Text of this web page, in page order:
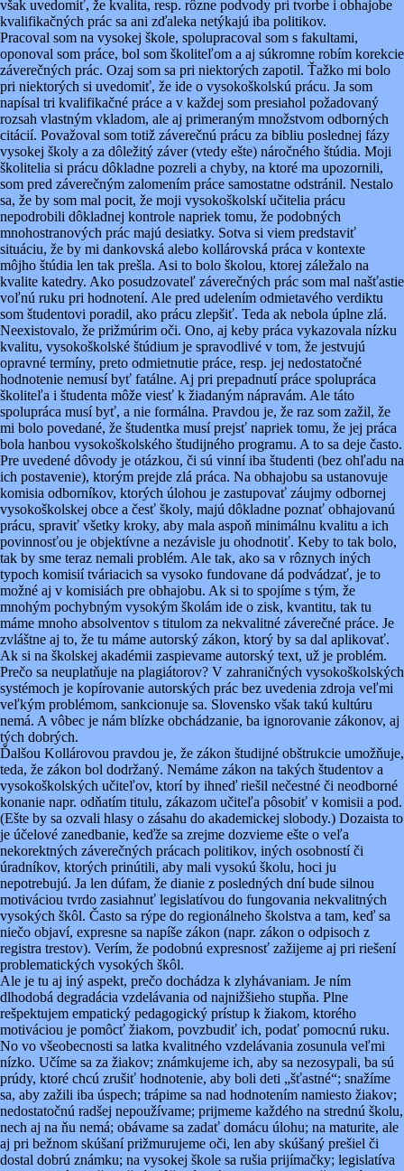
však uvedomiť, že kvalita, resp. rôzne podvody pri tvorbe i obhajobe
kvalifikačných prác sa ani zďaleka netýkajú iba politikov.
Pracoval som na vysokej škole, spolupracoval som s fakultami,
oponoval som práce, bol som školiteľom a aj súkromne robím korekcie
záverečných prác. Ozaj som sa pri niektorých zapotil. Ťažko mi bolo
pri niektorých si uvedomiť, že ide o vysokoškolskú prácu. Ja som
napísal tri kvalifikačné práce a v každej som presiahol požadovaný
rozsah vlastným vkladom, ale aj primeraným množstvom odborných
citácií. Považoval som totiž záverečnú prácu za bibliu poslednej fázy
vysokej školy a za dôležitý záver (vtedy ešte) náročného štúdia. Moji
školitelia si prácu dôkladne pozreli a chyby, na ktoré ma upozornili,
som pred záverečným zalomením práce samostatne odstránil. Nestalo
sa, že by som mal pocit, že moji vysokoškolskí učitelia prácu
nepodrobili dôkladnej kontrole napriek tomu, že podobných
mnohostranových prác majú desiatky. Sotva si viem predstaviť
situáciu, že by mi dankovská alebo kollárovská práca v kontexte
môjho štúdia len tak prešla. Asi to bolo školou, ktorej záležalo na
kvalite katedry. Ako posudzovateľ záverečných prác som mal našťastie
voľnú ruku pri hodnotení. Ale pred udelením odmietavého verdiktu
som študentovi poradil, ako prácu zlepšiť. Teda ak nebola úplne zlá.
Neexistovalo, že prižmúrim oči. Ono, aj keby práca vykazovala nízku
kvalitu, vysokoškolské štúdium je spravodlivé v tom, že jestvujú
opravné termíny, preto odmietnutie práce, resp. jej nedostatočné
hodnotenie nemusí byť fatálne. Aj pri prepadnutí práce spolupráca
školiteľa i študenta môže viesť k žiadaným nápravám. Ale táto
spolupráca musí byť, a nie formálna. Pravdou je, že raz som zažil, že
mi bolo povedané, že študentka musí prejsť napriek tomu, že jej práca
bola hanbou vysokoškolského študijného programu. A to sa deje často.
Pre uvedené dôvody je otázkou, či sú vinní iba študenti (bez ohľadu na
ich postavenie), ktorým prejde zlá práca. Na obhajobu sa ustanovuje
komisia odborníkov, ktorých úlohou je zastupovať záujmy odbornej
vysokoškolskej obce a česť školy, majú dôkladne poznať obhajovanú
prácu, spraviť všetky kroky, aby mala aspoň minimálnu kvalitu a ich
povinnosťou je objektívne a nezávisle ju ohodnotiť. Keby to tak bolo,
tak by sme teraz nemali problém. Ale tak, ako sa v rôznych iných
typoch komisií tváriacich sa vysoko fundovane dá podvádzať, je to
možné aj v komisiách pre obhajobu. Ak si to spojíme s tým, že
mnohým pochybným vysokým školám ide o zisk, kvantitu, tak tu
máme mnoho absolventov s titulom za nekvalitné záverečné práce. Je
zvláštne aj to, že tu máme autorský zákon, ktorý by sa dal aplikovať.
Ak si na školskej akadémii zaspievame autorský text, už je problém.
Prečo sa neuplatňuje na plagiátorov? V zahraničných vysokoškolských
systémoch je kopírovanie autorských prác bez uvedenia zdroja veľmi
veľkým problémom, sankcionuje sa. Slovensko však takú kultúru
nemá. A vôbec je nám blízke obchádzanie, ba ignorovanie zákonov, aj
tých dobrých.
Ďalšou Kollárovou pravdou je, že zákon študijné obštrukcie umožňuje,
teda, že zákon bol dodržaný. Nemáme zákon na takých študentov a
vysokoškolských učiteľov, ktorí by ihneď riešil nečestné či neodborné
konanie napr. odňatím titulu, zákazom učiteľa pôsobiť v komisii a pod.
(Ešte by sa ozvali hlasy o zásahu do akademickej slobody.) Dozaista to
je účelové zanedbanie, keďže sa zrejme dozvieme ešte o veľa
nekorektných záverečných prácach politikov, iných osobností či
úradníkov, ktorých prinútili, aby mali vysokú školu, hoci ju
nepotrebujú. Ja len dúfam, že dianie z posledných dní bude silnou
motiváciou tvrdo zasiahnuť legislatívou do fungovania nekvalitných
vysokých škôl. Často sa rýpe do regionálneho školstva a tam, keď sa
niečo objaví, expresne sa napíše zákon (napr. zákon o odpisoch z
registra trestov). Verím, že podobnú expresnosť zažijeme aj pri riešení
problematických vysokých škôl.
Ale je tu aj iný aspekt, prečo dochádza k zlyhávaniam. Je ním
dlhodobá degradácia vzdelávania od najnižšieho stupňa. Plne
rešpektujem empatický pedagogický prístup k žiakom, ktorého
motiváciou je pomôcť žiakom, povzbudiť ich, podať pomocnú ruku.
No vo všeobecnosti sa latka kvalitného vzdelávania zosunula veľmi
nízko. Učíme sa za žiakov; známkujeme ich, aby sa nezosypali, ba sú
prúdy, ktoré chcú zrušiť hodnotenie, aby boli deti „šťastné“; snažíme
sa, aby zažili iba úspech; trápime sa nad hodnotením namiesto žiakov;
nedostatočnú radšej nepoužívame; prijmeme každého na strednú školu,
nech aj na ňu nemá; obávame sa zadať domácu úlohu; na maturite, ale
aj pri bežnom skúšaní prižmurujeme oči, len aby skúšaný prešiel či
dostal dobrú známku; na vysokej škole sa rušia prijímačky; legislatíva